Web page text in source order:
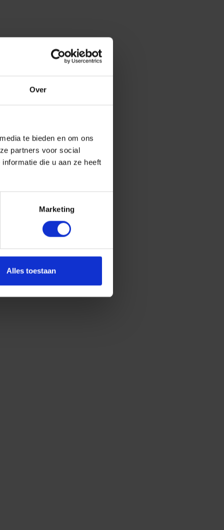
Over
te bieden en om ons
partners voor social
die u aan ze heeft
Marketing
Alles toestaan